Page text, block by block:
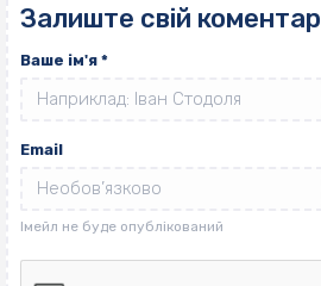
Залиште свій коментар
Ваше ім'я *
Email